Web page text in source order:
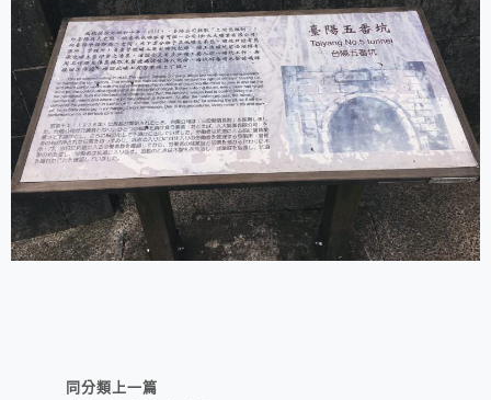
相連文章同分類上一篇